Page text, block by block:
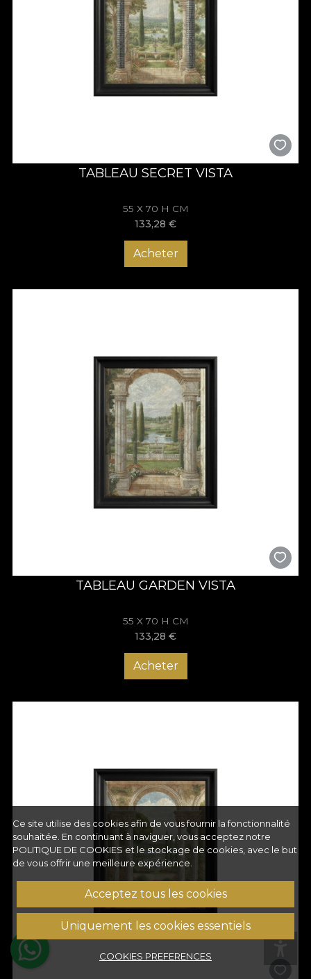
TABLEAU SECRET VISTA
55 X 70 H CM
133,28 €
Acheter
TABLEAU GARDEN VISTA
55 X 70 H CM
133,28 €
Acheter
Ce site utilise des cookies afin de vous fournir la fonctionnalité
souhaitée. En continuant à naviguer, vous acceptez notre
POLITIQUE DE COOKIES et le stockage de cookies, avec le but
de vous offrir une meilleure expérience.
Acceptez tous les cookies
Uniquement les cookies essentiels
COOKIES PREFERENCES